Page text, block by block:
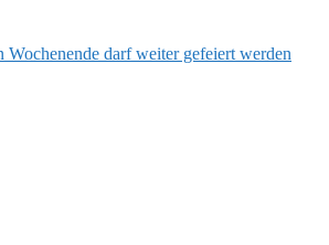
Wochenende darf weiter gefeiert werden